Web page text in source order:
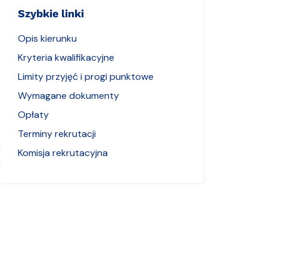
Szybkie linki
Opis kierunku
Kryteria kwalifikacyjne
Limity przyjęć i progi punktowe
Wymagane dokumenty
Opłaty
Terminy rekrutacji
Komisja rekrutacyjna